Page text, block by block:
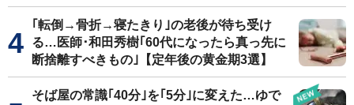
｢転倒→骨折→寝たきり｣の老後が待ち受け
る…医師･和田秀樹｢60代になったら真っ先に
断捨離すべきもの｣【定年後の黄金期3選】
そば屋の常識｢40分｣を｢5分｣に変えた…ゆで